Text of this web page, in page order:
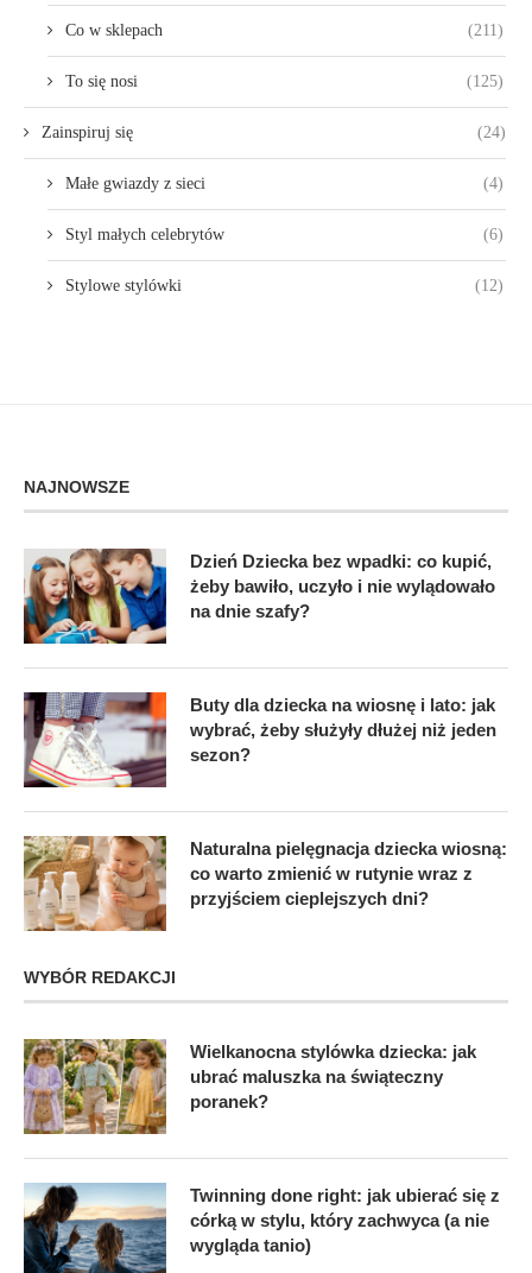
Co w sklepach (211)
To się nosi (125)
Zainspiruj się (24)
Małe gwiazdy z sieci (4)
Styl małych celebrytów (6)
Stylowe stylówki (12)
NAJNOWSZE
Dzień Dziecka bez wpadki: co kupić,
żeby bawiło, uczyło i nie wylądowało
na dnie szafy?
Buty dla dziecka na wiosnę i lato: jak
wybrać, żeby służyły dłużej niż jeden
sezon?
Naturalna pielęgnacja dziecka wiosną:
co warto zmienić w rutynie wraz z
przyjściem cieplejszych dni?
WYBÓR REDAKCJI
Wielkanocna stylówka dziecka: jak
ubrać maluszka na świąteczny
poranek?
Twinning done right: jak ubierać się z
córką w stylu, który zachwyca (a nie
wygląda tanio)